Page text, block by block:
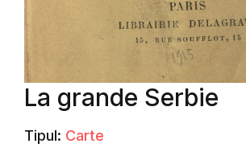
La grande Serbie
Tipul: Carte